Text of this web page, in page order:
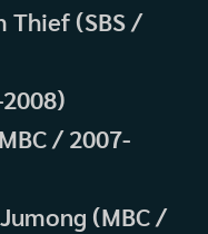
Thief (SBS /
/ 2007-
(MBC /